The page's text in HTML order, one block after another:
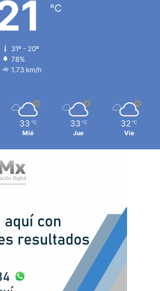
℃
31º - 20º
78%
1.73 km/h
33 ℃
Mié
33 ℃
Jue
32 ℃
Vie